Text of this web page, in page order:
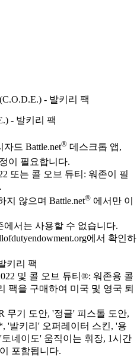
- 발키리 팩
- 발키리 팩
드 Battle.net® 데스크톱 앱,
이 필요합니다.
또는 콜 오브 듀티: 워존이 필
지 않으며 Battle.net® 에서만 이
서는 사용할 수 없습니다.
에서 확인하
키리 팩
및 콜 오브 듀티®: 워존용 콜
팩을 구매하여 미국 및 영국 퇴
무기 도안, '정글' 피스톨 도안,
'발키리' 오퍼레이터 스킨, '용
네이도' 움직이는 휘장, 1시간
포함됩니다.